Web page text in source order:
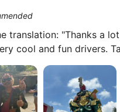
の快適なつま先が覆われ
ラ 帽子 日焼け止め
translation: "Thanks a
cool and fun drivers.